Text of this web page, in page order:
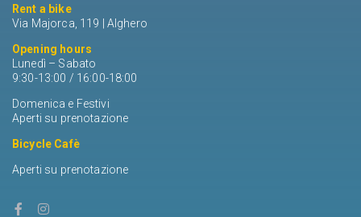
Rent a bike
Via Majorca, 119 | Alghero
Opening hours
Lunedì – Sabato
9:30-13:00 / 16:00-18:00
Domenica e Festivi
Aperti su prenotazione
Bicycle Cafè
Aperti su prenotazione